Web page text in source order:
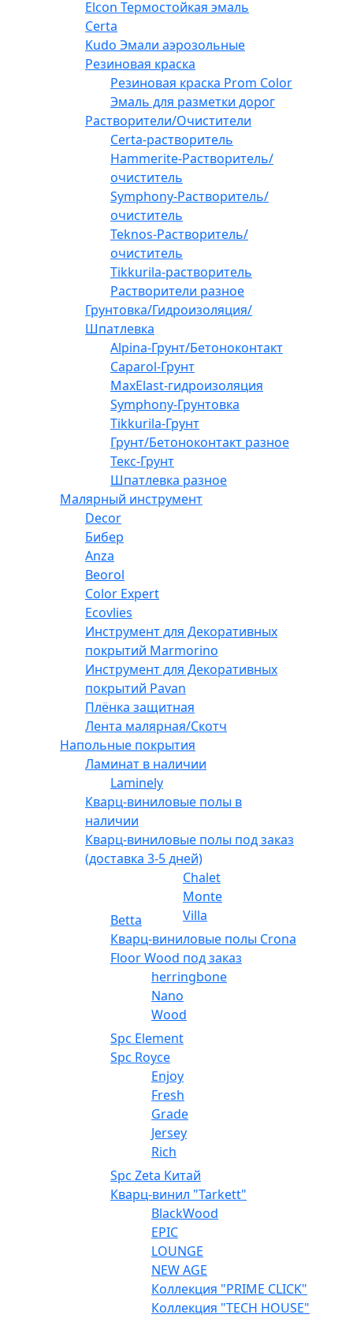
Elcon Термостойкая эмаль
Certa
Kudo Эмали аэрозольные
Резиновая краска
Резиновая краска Prom Color
Эмаль для разметки дорог
Растворители/Очистители
Certa-растворитель
Hammerite-Растворитель/
очиститель
Symphony-Растворитель/
очиститель
Teknos-Растворитель/
очиститель
Tikkurila-растворитель
Растворители разное
Грунтовка/Гидроизоляция/
Шпатлевка
Alpina-Грунт/Бетоноконтакт
Caparol-Грунт
MaxElast-гидроизоляция
Symphony-Грунтовка
Tikkurila-Грунт
Грунт/Бетоноконтакт разное
Текс-Грунт
Шпатлевка разное
Малярный инструмент
Decor
Бибер
Anza
Beorol
Color Expert
Ecovlies
Инструмент для Декоративных
покрытий Marmorino
Инструмент для Декоративных
покрытий Pavan
Плёнка защитная
Лента малярная/Скотч
Напольные покрытия
Ламинат в наличии
Laminely
Кварц-виниловые полы в
наличии
Кварц-виниловые полы под заказ
(доставка 3-5 дней)
Betta
Chalet
Monte
Villa
Кварц-виниловые полы Crona
Floor Wood под заказ
herringbone
Nano
Wood
Spc Element
Spc Royce
Enjoy
Fresh
Grade
Jersey
Rich
Spc Zeta Китай
Кварц-винил "Tarkett"
BlackWood
EPIC
LOUNGE
NEW AGE
Коллекция "PRIME CLICK"
Коллекция "TECH HOUSE"